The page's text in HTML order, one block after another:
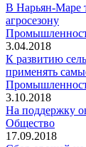
В Нарьян-Маре
агросезону
3.04.2018
К развитию
применять
3.10.2018
На поддержку
Общество
17.09.2018